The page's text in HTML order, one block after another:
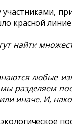
участниками,
красной
найти
любые
разделяем
иначе. И,